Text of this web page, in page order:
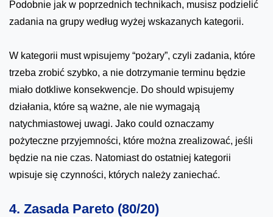
Podobnie jak w poprzednich technikach, musisz podzielić
zadania na grupy według wyżej wskazanych kategorii.
W kategorii must wpisujemy “pożary”, czyli zadania, które
trzeba zrobić szybko, a nie dotrzymanie terminu będzie
miało dotkliwe konsekwencje. Do should wpisujemy
działania, które są ważne, ale nie wymagają
natychmiastowej uwagi. Jako could oznaczamy
pożyteczne przyjemności, które można zrealizować, jeśli
będzie na nie czas. Natomiast do ostatniej kategorii
wpisuje się czynności, których należy zaniechać.
4. Zasada Pareto (80/20)